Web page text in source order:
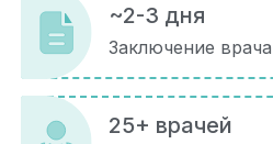
~2-3 дня
Заключение
25+ врачей